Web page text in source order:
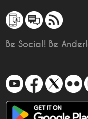
Be Social! Be